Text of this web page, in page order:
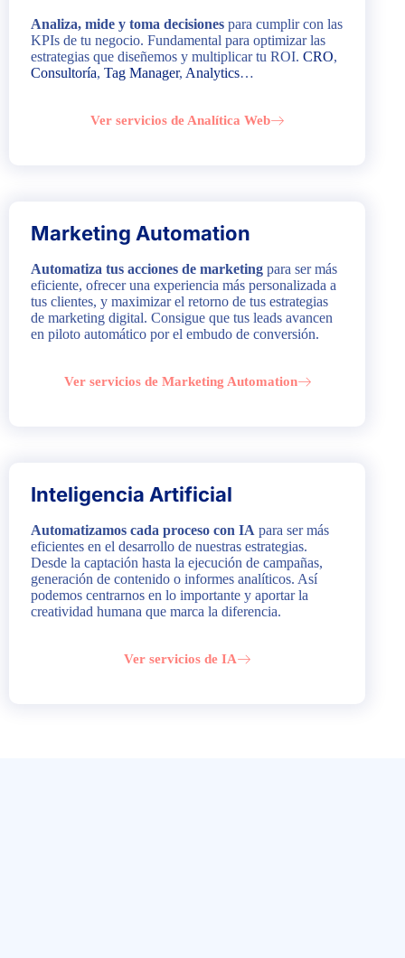
Analiza, mide y toma decisiones para cumplir con las
KPIs de tu negocio. Fundamental para optimizar las
estrategias que diseñemos y multiplicar tu ROI. CRO,
Consultoría, Tag Manager, Analytics…
Ver servicios de Analítica Web
Marketing Automation
Automatiza tus acciones de marketing para ser más
eficiente, ofrecer una experiencia más personalizada a
tus clientes, y maximizar el retorno de tus estrategias
de marketing digital. Consigue que tus leads avancen
en piloto automático por el embudo de conversión.
Ver servicios de Marketing Automation
Inteligencia Artificial
Automatizamos cada proceso con IA para ser más
eficientes en el desarrollo de nuestras estrategias.
Desde la captación hasta la ejecución de campañas,
generación de contenido o informes analíticos. Así
podemos centrarnos en lo importante y aportar la
creatividad humana que marca la diferencia.
Ver servicios de IA